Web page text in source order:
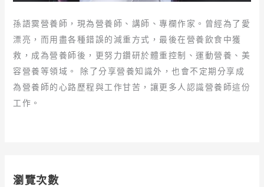
孫語霙營養師，現為營養師、講師、專欄作家。曾經為了愛
漂亮，而用盡各種錯誤的減重方式，最後在營養飲食中獲
救，成為營養師後，更努力鑽研於體重控制、運動營養、美
容營養等領域。 除了分享營養知識外，也會不定期分享成
為營養師的心路歷程與工作甘苦，讓更多人認識營養師這份
工作。
瀏覽次數